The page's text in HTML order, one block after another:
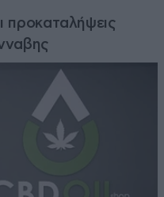
προκαταλήψεις